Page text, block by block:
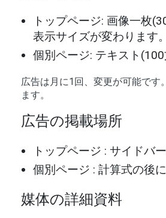
トップページ: 画像一枚
表示サイズが変わります
個別ページ: テキスト
広告は月に1回、変更が可能です
ます。
広告の掲載場所
トップページ : サイドバ
個別ページ : 計算式の後
媒体の詳細資料